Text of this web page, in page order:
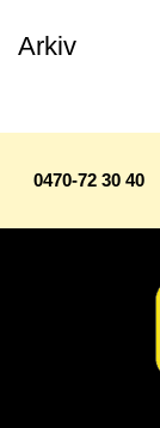
Arkiv
0470-72 30 40